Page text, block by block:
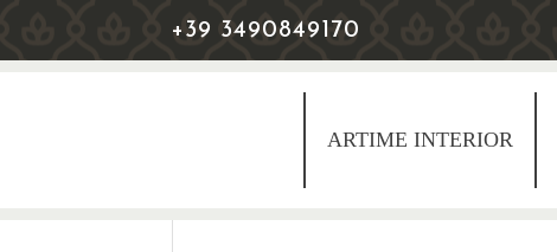
+39 3490849170
ARTIME INTERIOR